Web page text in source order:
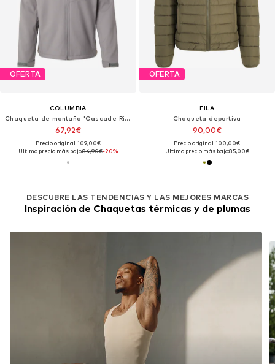
OFERTA
COLUMBIA
Chaqueta de montaña 'Cascade Ridge™ III'
67,92€
Precio original: 109,00€
Último precio más bajo:84,90€-20%
OFERTA
FILA
Chaqueta deportiva
90,00€
Precio original: 100,00€
Último precio más bajo:85,00€
DESCUBRE LAS TENDENCIAS Y LAS MEJORES MARCAS
Inspiración de Chaquetas térmicas y de plumas